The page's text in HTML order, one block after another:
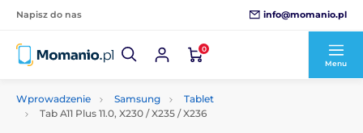
Napisz do nas info@momanio.pl
0
Menu
Wprowadzenie Samsung
Tablet
Tab A11 Plus 11.0, X230 / X235 / X236